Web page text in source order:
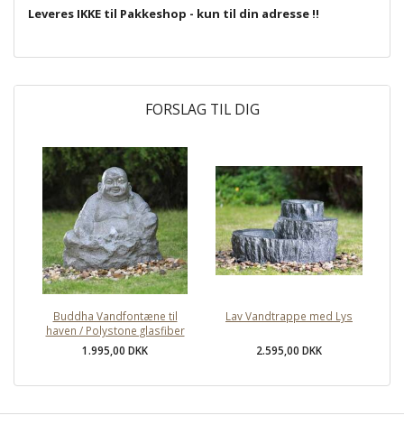
Leveres IKKE til Pakkeshop - kun til din adresse !!
FORSLAG TIL DIG
Buddha Vandfontæne til
haven / Polystone glasfiber
1.995,00 DKK
Lav Vandtrappe med Lys
2.595,00 DKK